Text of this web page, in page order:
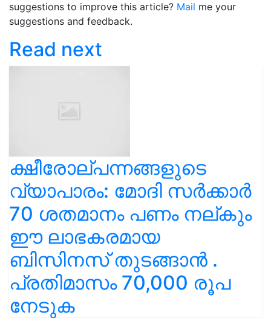
suggestions to improve this article? Mail me your
suggestions and feedback.
Read next
ക്ഷീരോല്പന്നങ്ങളുടെ
വ്യാപാരം: മോദി സർക്കാർ
70 ശതമാനം പണം നല്കും
ഈ ലാഭകരമായ
ബിസിനസ് തുടങ്ങാൻ .
പ്രതിമാസം 70,000 രൂപ
നേടുക